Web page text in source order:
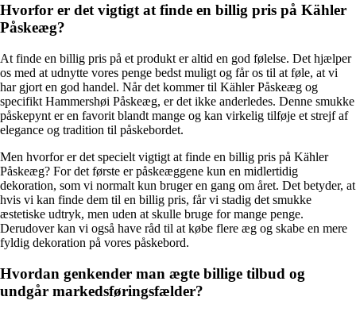
Hvorfor er det vigtigt at finde en billig pris på Kähler
Påskeæg?
At finde en billig pris på et produkt er altid en god følelse. Det hjælper
os med at udnytte vores penge bedst muligt og får os til at føle, at vi
har gjort en god handel. Når det kommer til Kähler Påskeæg og
specifikt Hammershøi Påskeæg, er det ikke anderledes. Denne smukke
påskepynt er en favorit blandt mange og kan virkelig tilføje et strejf af
elegance og tradition til påskebordet.
Men hvorfor er det specielt vigtigt at finde en billig pris på Kähler
Påskeæg? For det første er påskeæggene kun en midlertidig
dekoration, som vi normalt kun bruger en gang om året. Det betyder, at
hvis vi kan finde dem til en billig pris, får vi stadig det smukke
æstetiske udtryk, men uden at skulle bruge for mange penge.
Derudover kan vi også have råd til at købe flere æg og skabe en mere
fyldig dekoration på vores påskebord.
Hvordan genkender man ægte billige tilbud og
undgår markedsføringsfælder?